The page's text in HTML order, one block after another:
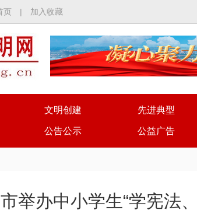
页 | 加入收藏
文明创建
公告公示
先进典型
公益广告
举办中小学生“学宪法